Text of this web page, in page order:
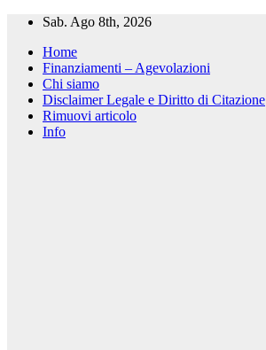
Salta
contenuto
Sab. Ago 8th, 2026
Home
Finanziamenti – Agevolazioni
Chi siamo
Disclaimer Legale e Diritto di Citazione
Rimuovi articolo
Info